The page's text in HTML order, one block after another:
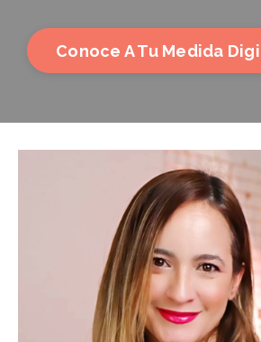
Conoce A Tu Medida